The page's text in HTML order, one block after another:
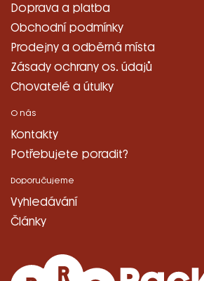
Doprava a platba
Obchodní podmínky
Prodejny a odběrná místa
Zásady ochrany os. údajů
Chovatelé a útulky
O nás
Kontakty
Potřebujete poradit?
Doporučujeme
Vyhledávání
Články